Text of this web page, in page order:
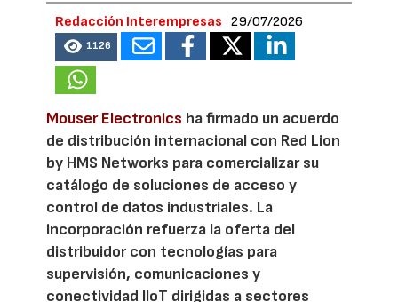
Redacción Interempresas 29/07/2026
1126
Mouser Electronics ha firmado un acuerdo
de distribución internacional con Red Lion
by HMS Networks para comercializar su
catálogo de soluciones de acceso y
control de datos industriales. La
incorporación refuerza la oferta del
distribuidor con tecnologías para
supervisión, comunicaciones y
conectividad IIoT dirigidas a sectores